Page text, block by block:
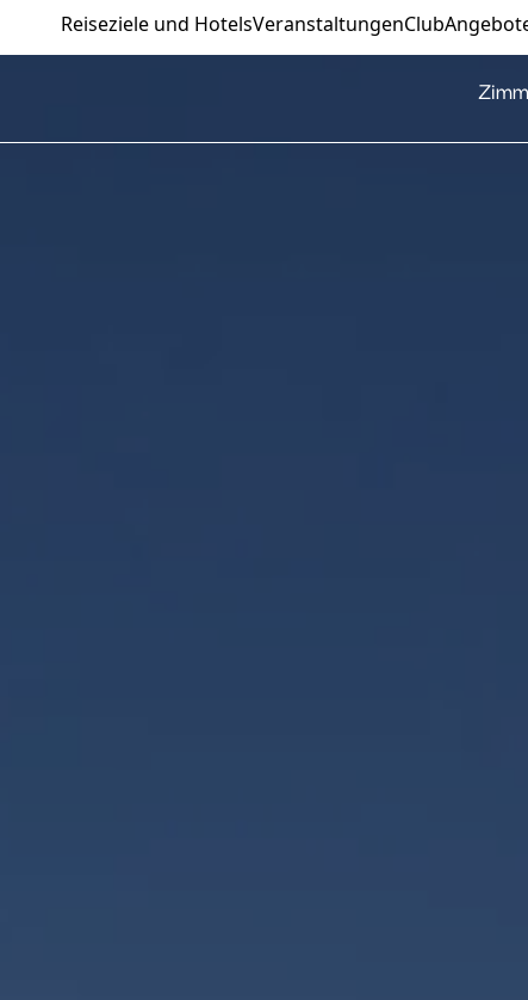
Reiseziele und HotelsVeranstaltungenClub